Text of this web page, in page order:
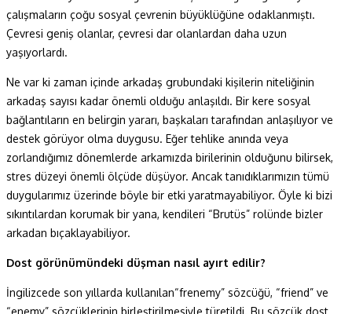
çalışmaların çoğu sosyal çevrenin büyüklüğüne odaklanmıştı.
Çevresi geniş olanlar, çevresi dar olanlardan daha uzun
yaşıyorlardı.
Ne var ki zaman içinde arkadaş grubundaki kişilerin niteliğinin
arkadaş sayısı kadar önemli olduğu anlaşıldı. Bir kere sosyal
bağlantıların en belirgin yararı, başkaları tarafından anlaşılıyor ve
destek görüyor olma duygusu. Eğer tehlike anında veya
zorlandığımız dönemlerde arkamızda birilerinin olduğunu bilirsek,
stres düzeyi önemli ölçüde düşüyor. Ancak tanıdıklarımızın tümü
duygularımız üzerinde böyle bir etki yaratmayabiliyor. Öyle ki bizi
sıkıntılardan korumak bir yana, kendileri “Brutüs” rolünde bizler
arkadan bıçaklayabiliyor.
Dost görünümündeki düşman nasıl ayırt edilir?
İngilizcede son yıllarda kullanılan“frenemy” sözcüğü, “friend” ve
“enemy” sözcüklerinin birleştirilmesiyle türetildi. Bu sözcük dost